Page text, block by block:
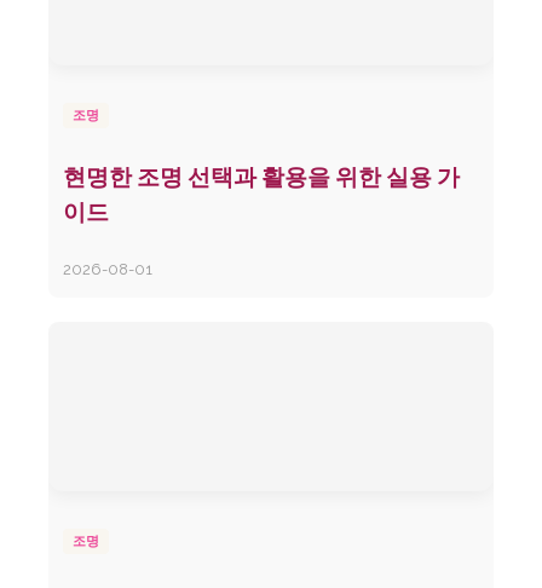
조명
현명한 조명 선택과 활용을 위한 실용 가
이드
2026-08-01
조명